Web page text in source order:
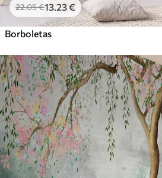
22.05€13 .23€
Borboletas